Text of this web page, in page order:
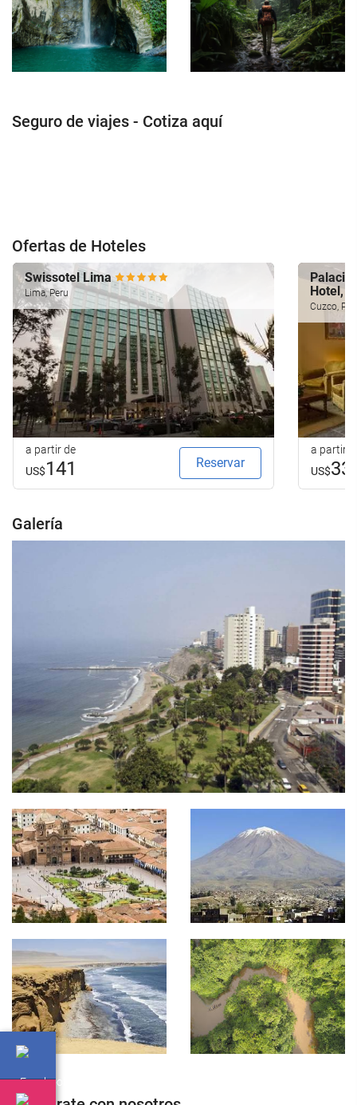
Seguro de viajes - Cotiza aquí
Ofertas de Hoteles
Swissotel Lima
Lima, Peru
a partir de
US$141 Reservar
Palacio
Hotel,
Cuzco,
a partir
US$
Galería